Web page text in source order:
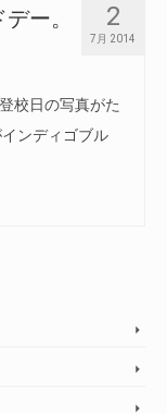
2
7月 2014
ー。
校日の写真がた
ンディゴブル